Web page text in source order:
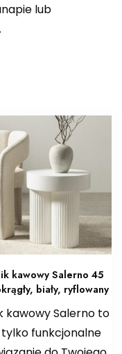
lub
kawowy Salerno 45
biały, ryflowany
kawowy Salerno to
tylko funkcjonalne